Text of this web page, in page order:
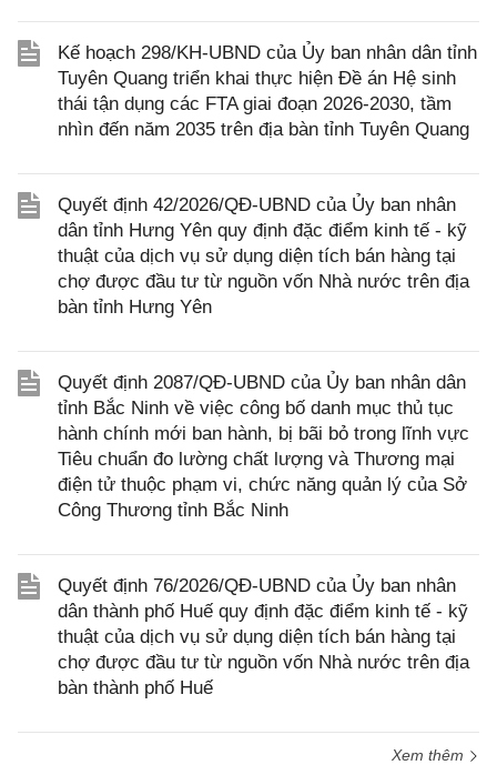
Kế hoạch 298/KH-UBND của Ủy ban nhân dân tỉnh
Tuyên Quang triển khai thực hiện Đề án Hệ sinh
thái tận dụng các FTA giai đoạn 2026-2030, tầm
nhìn đến năm 2035 trên địa bàn tỉnh Tuyên Quang
Quyết định 42/2026/QĐ-UBND của Ủy ban nhân
dân tỉnh Hưng Yên quy định đặc điểm kinh tế - kỹ
thuật của dịch vụ sử dụng diện tích bán hàng tại
chợ được đầu tư từ nguồn vốn Nhà nước trên địa
bàn tỉnh Hưng Yên
Quyết định 2087/QĐ-UBND của Ủy ban nhân dân
tỉnh Bắc Ninh về việc công bố danh mục thủ tục
hành chính mới ban hành, bị bãi bỏ trong lĩnh vực
Tiêu chuẩn đo lường chất lượng và Thương mại
điện tử thuộc phạm vi, chức năng quản lý của Sở
Công Thương tỉnh Bắc Ninh
Quyết định 76/2026/QĐ-UBND của Ủy ban nhân
dân thành phố Huế quy định đặc điểm kinh tế - kỹ
thuật của dịch vụ sử dụng diện tích bán hàng tại
chợ được đầu tư từ nguồn vốn Nhà nước trên địa
bàn thành phố Huế
Xem thêm